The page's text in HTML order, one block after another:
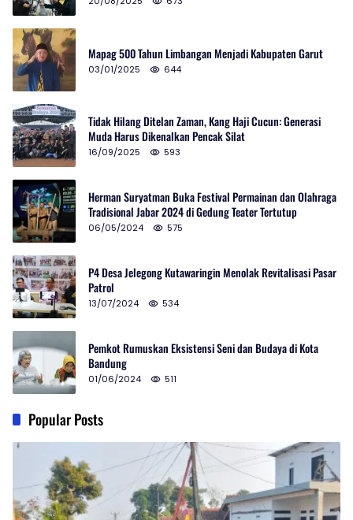
Mapag 500 Tahun Limbangan Menjadi Kabupaten Garut
03/01/2025 644
Tidak Hilang Ditelan Zaman, Kang Haji Cucun: Generasi
Muda Harus Dikenalkan Pencak Silat
16/09/2025 593
Herman Suryatman Buka Festival Permainan dan Olahraga
Tradisional Jabar 2024 di Gedung Teater Tertutup
06/05/2024 575
P4 Desa Jelegong Kutawaringin Menolak Revitalisasi Pasar
Patrol
13/07/2024 534
Pemkot Rumuskan Eksistensi Seni dan Budaya di Kota
Bandung
01/06/2024 511
Popular Posts